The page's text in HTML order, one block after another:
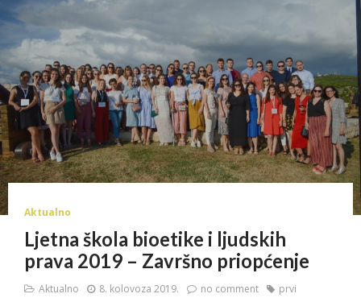
Aktualno
Ljetna škola bioetike i ljudskih
prava 2019 – Završno priopćenje
Aktualno 8. kolovoza 2019. no comment prvi